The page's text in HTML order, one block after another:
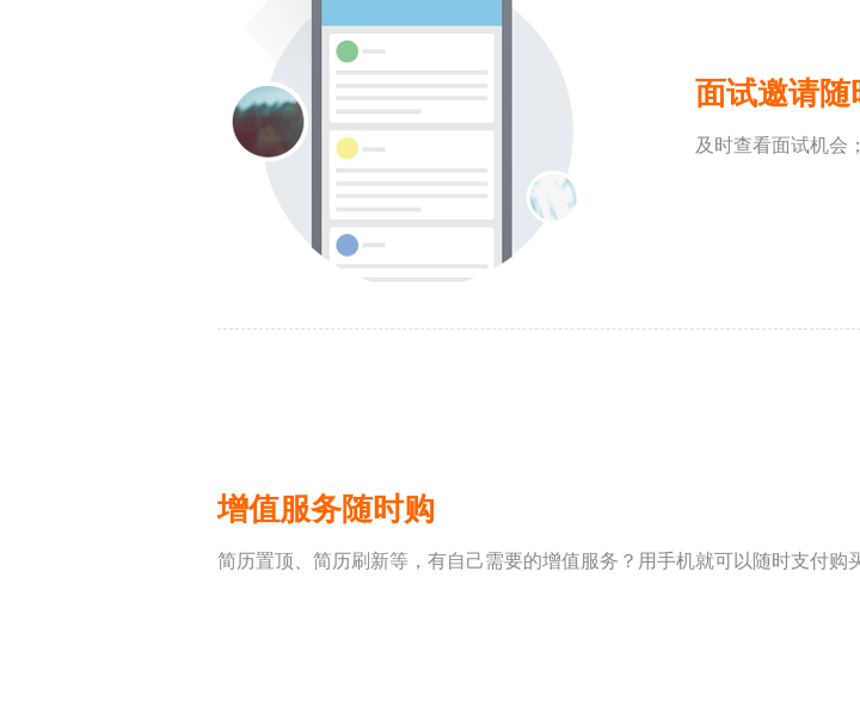
面试邀请随
及时查看面试机会
增值服务随时购
简历置顶、简历刷新等，有自己需要的增值服务？用手机就可以随时支付购